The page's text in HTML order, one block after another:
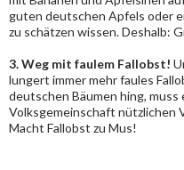
guten deutschen Apfels oder
zu schätzen wissen. Deshalb:
3. Weg mit faulem Fallobst!
lungert immer mehr faules
deutschen Bäumen hing, muss
Volksgemeinschaft nützlichen
Macht Fallobst zu Mus!